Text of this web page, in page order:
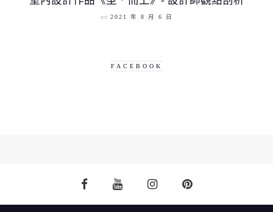
on 2021 年 8 月 6 日
FACEBOOK